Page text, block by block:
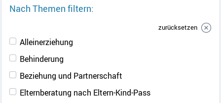
Nach Themen filtern:
Alleinerziehung
Behinderung
Beziehung und Partnerschaft
Elternberatung nach Eltern-Kind-Pass
zurücksetzen